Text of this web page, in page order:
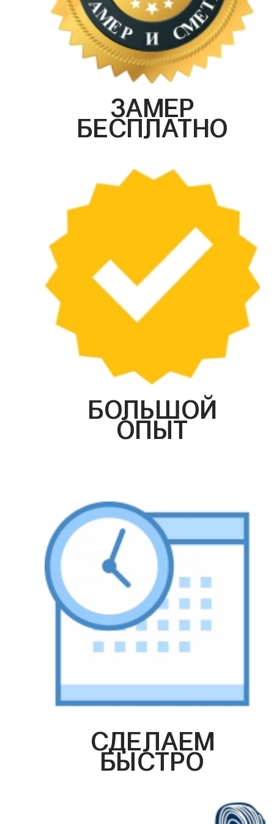
ЗАМЕР
БЕСПЛАТНО
БОЛЬШОЙ
ОПЫТ
СДЕЛАЕМ
БЫСТРО